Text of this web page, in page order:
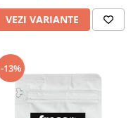
VEZI VARIANTE
-13%